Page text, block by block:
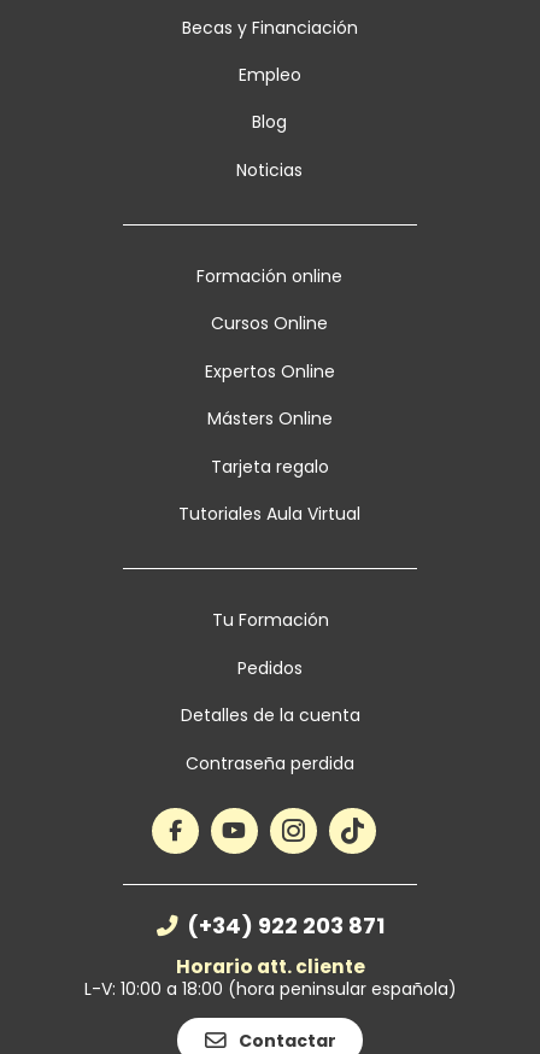
Becas y Financiación
Empleo
Blog
Noticias
Formación online
Cursos Online
Expertos Online
Másters Online
Tarjeta regalo
Tutoriales Aula Virtual
Tu Formación
Pedidos
Detalles de la cuenta
Contraseña perdida
(+34) 922 203 871
Horario att. cliente
L-V: 10:00 a 18:00 (hora peninsular española)
Contactar